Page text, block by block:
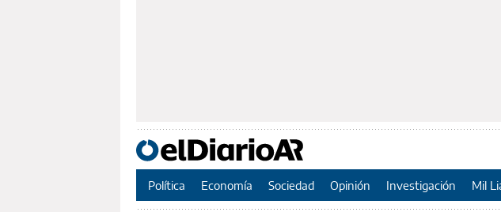
Política Economía Sociedad Opinión Investigación Mil